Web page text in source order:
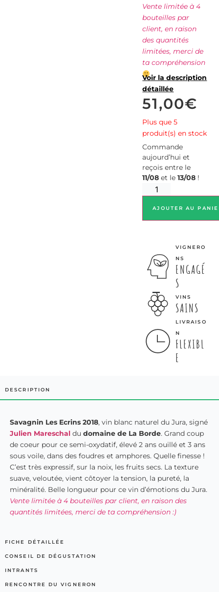
Vente limitée à 4
bouteilles par
client, en raison
des quantités
limitées, merci de
ta compréhension
Voir la description
détaillée
51,00€
Plus que 5
produit(s) en stock
Commande
aujourd’hui et
reçois entre le
11/08 et le13/08 !
AJOUTER AU
VIGNERO
NS
ENGAGÉ
S
VINS
SAINS
LIVRAISO
N
FLEXIBL
E
DESCRIPTION
Savagnin Les Ecrins 2018, vin blanc naturel du Jura, signé
Julien Mareschal du domaine de La Borde. Grand coup
de coeur pour ce semi-oxydatif, élevé 2 ans ouillé et 3 ans
sous voile, dans des foudres et amphores. Quelle finesse !
C’est très expressif, sur la noix, les fruits secs. La texture
suave, veloutée, vient côtoyer la tension, la pureté, la
minéralité. Belle longueur pour ce vin d’émotions du Jura.
Vente limitée à 4 bouteilles par client, en raison des
quantités limitées, merci de ta compréhension :)
FICHE DÉTAILLÉE
CONSEIL DE DÉGUSTATION
INTRANTS
RENCONTRE DU VIGNERON